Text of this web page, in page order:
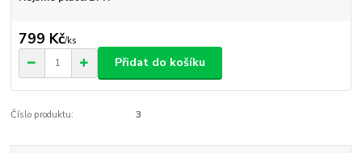
799 Kč/ks
Přidat do košíku
Číslo produktu: 3